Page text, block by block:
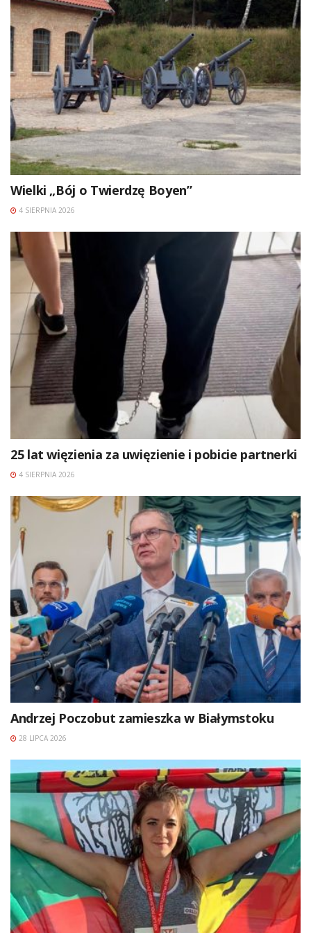
Wielki „Bój o Twierdzę Boyen”
4 SIERPNIA 2026
25 lat więzienia za uwięzienie i pobicie partnerki
4 SIERPNIA 2026
Andrzej Poczobut zamieszka w Białymstoku
28 LIPCA 2026